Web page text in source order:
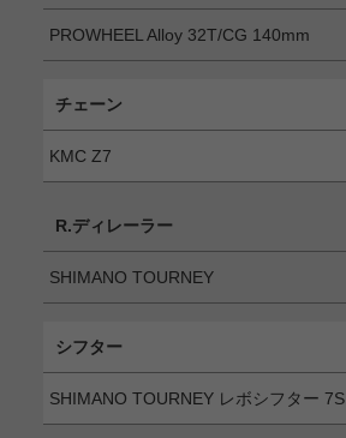
PROWHEEL Alloy 32T/CG 140mm
チェーン
KMC Z7
R.ディレーラー
SHIMANO TOURNEY
シフター
SHIMANO TOURNEY レボシフター 7S